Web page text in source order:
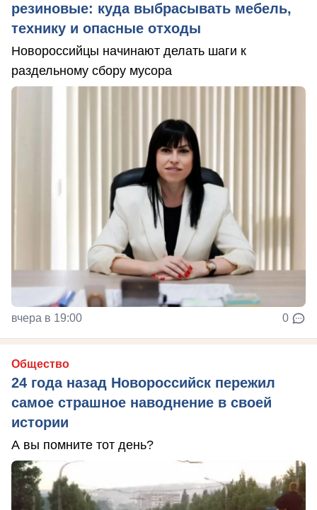
резиновые: куда выбрасывать мебель,
технику и опасные отходы
Новороссийцы начинают делать шаги к
раздельному сбору мусора
вчера в 19:00 0
Общество
24 года назад Новороссийск пережил
самое страшное наводнение в своей
истории
А вы помните тот день?